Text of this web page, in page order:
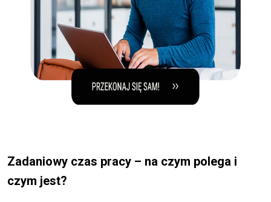
Zadaniowy czas pracy – na czym polega i
czym jest?